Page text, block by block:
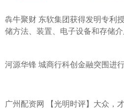
犇牛聚财 东软集团获得发明专利
储方法、装置、电子设备和存储介
河源华锋 城商行科创金融突围进
广州配资网 【光明时评】大众，